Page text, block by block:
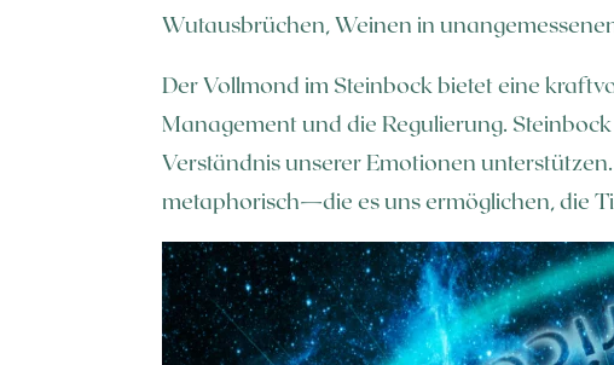
Wutausbrüchen, Weinen in
Der Vollmond im Steinbock bietet eine
Management und die Regulierung.
Verständnis unserer Emotionen
metaphorisch—die es uns ermöglichen, die